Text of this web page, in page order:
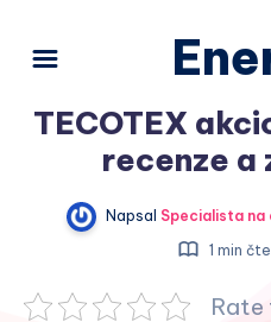
TECOTEX
recenze a
Napsal Specialista na
1 min